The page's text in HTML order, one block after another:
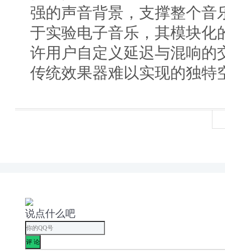
强的声音背景，支撑整个音
于实验电子音乐，其模块化
许用户自定义延迟与混响的
传统效果器难以实现的独特
说点什么吧